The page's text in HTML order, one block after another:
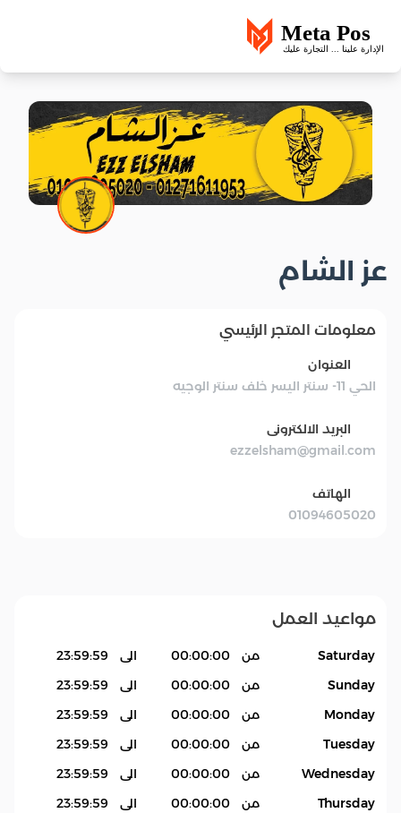
عز الشام
معلومات المتجر الرئيسي
العنوان
الحي 11- سنتر اليسر خلف سنتر الوجيه
البريد الالكترونى
ezzelsham@gmail.com
الهاتف
01094605020
مواعيد العمل
Saturday من 00:00:00 الى
23:59:59
Sunday
من 00:00:00 الى
23:59:59
Monday
من 00:00:00 الى
23:59:59
Tuesday
من 00:00:00 الى
23:59:59
Wednesday
من 00:00:00 الى
23:59:59
Thursday
من 00:00:00 الى
23:59:59